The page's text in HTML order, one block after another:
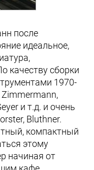
после
идеальное,
качеству сборки
1970-
Zimmermann,
и т.д. и очень
Bluthner.
компактный
этому
начиная от